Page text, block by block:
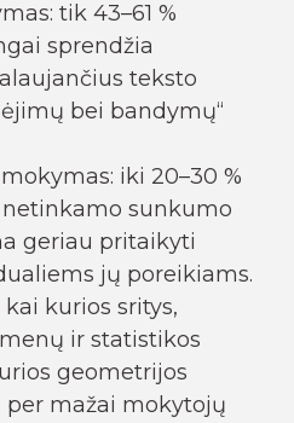
tik 43–61 %
sprendžia
teksto
bei bandymų“
iki 20–30 %
sunkumo
geriau pritaikyti
jų poreikiams.
kurios sritys,
ir statistikos
geometrijos
per mažai mokytojų